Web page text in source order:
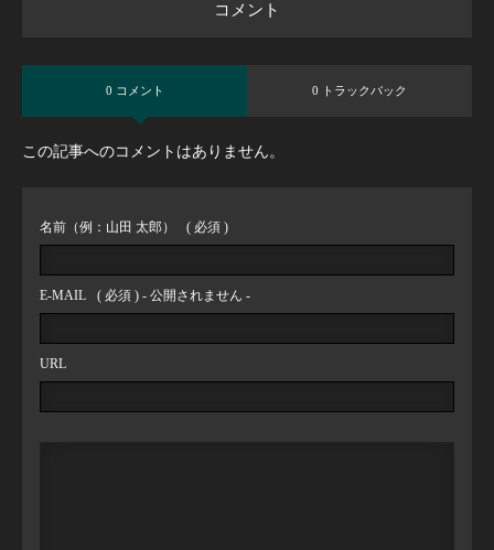
コメント
0 コメント 0 トラックバック
この記事へのコメントはありません。
名前（例：山田 太郎） ( 必須 )
E-MAIL ( 必須 ) - 公開されません -
URL